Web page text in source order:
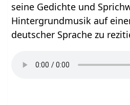
seine Gedichte und
Hintergrundmusik auf
deutscher Sprache zu